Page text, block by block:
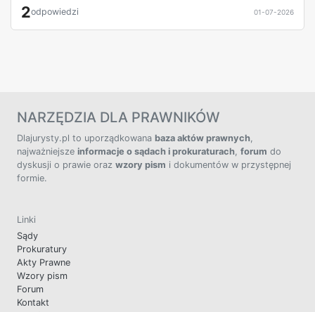
2odpowiedzi 01-07-2026
NARZĘDZIA DLA PRAWNIKÓW
Dlajurysty.pl to uporządkowana baza aktów prawnych,
najważniejsze informacje o sądach i prokuraturach, forum do
dyskusji o prawie oraz wzory pism i dokumentów w przystępnej
formie.
Linki
Sądy
Prokuratury
Akty Prawne
Wzory pism
Forum
Kontakt